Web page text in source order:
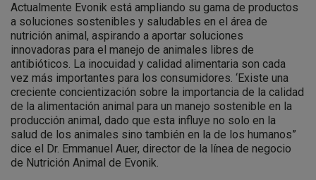
Actualmente Evonik está ampliando su gama de productos
a soluciones sostenibles y saludables en el área de
nutrición animal, aspirando a aportar soluciones
innovadoras para el manejo de animales libres de
antibióticos. La inocuidad y calidad alimentaria son cada
vez más importantes para los consumidores. ‘Existe una
creciente concientización sobre la importancia de la calidad
de la alimentación animal para un manejo sostenible en la
producción animal, dado que esta influye no solo en la
salud de los animales sino también en la de los humanos”
dice el Dr. Emmanuel Auer, director de la línea de negocio
de Nutrición Animal de Evonik.